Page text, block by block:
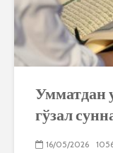
Умматдан
гўзал
16/05/2026